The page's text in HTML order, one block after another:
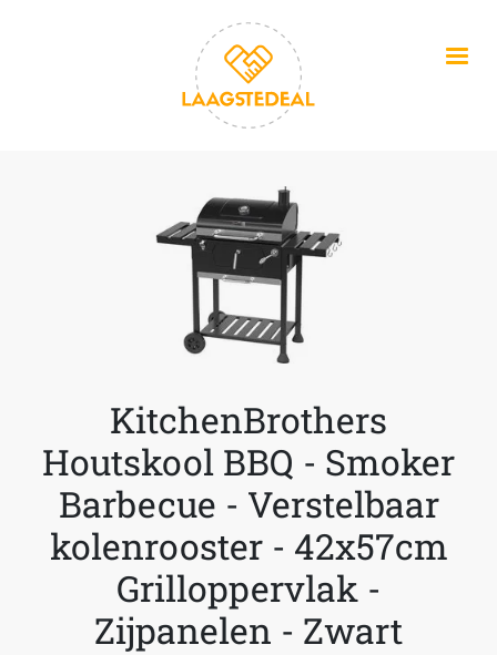
KitchenBrothers
Houtskool BBQ - Smoker
Barbecue - Verstelbaar
kolenrooster - 42x57cm
Grilloppervlak -
Zijpanelen - Zwart